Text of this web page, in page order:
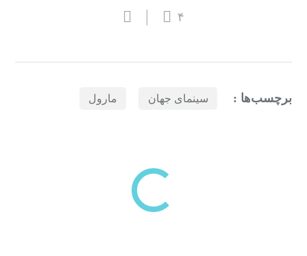
۴
برچسب‌ها : سینمای جهان مارول